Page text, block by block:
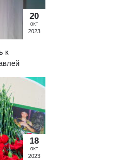
к
20
окт
2023
18
окт
2023